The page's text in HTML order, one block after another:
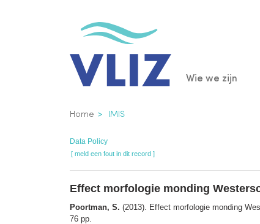
Main
Wie we zijn
Kruimelpad
Home IMIS
Data Policy
[ meld een fout in dit record ]
Effect morfologie monding
Poortman, S. (2013). Effect morfologie monding
76 pp.